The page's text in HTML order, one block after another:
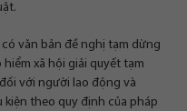
văn bản đề nghị tạm dừng
xã hội giải quyết tạm
với người lao động và
theo quy định của pháp